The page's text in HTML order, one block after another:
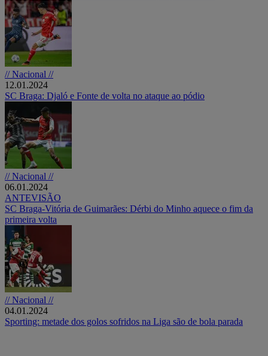
// Nacional //
12.01.2024
SC Braga: Djaló e Fonte de volta no ataque ao pódio
// Nacional //
06.01.2024
ANTEVISÃO
SC Braga-Vitória de Guimarães: Dérbi do Minho aquece o fim da
primeira volta
// Nacional //
04.01.2024
Sporting: metade dos golos sofridos na Liga são de bola parada